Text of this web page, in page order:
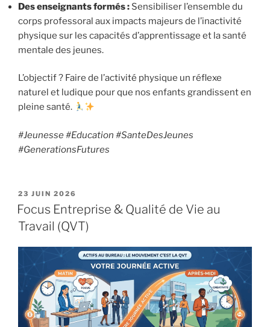
Des enseignants formés : Sensibiliser l’ensemble du
corps professoral aux impacts majeurs de l’inactivité
physique sur les capacités d’apprentissage et la santé
mentale des jeunes.
L’objectif ? Faire de l’activité physique un réflexe
naturel et ludique pour que nos enfants grandissent en
pleine santé.
#Jeunesse #Education #SanteDesJeunes
#GenerationsFutures
PUBLIÉ
LE
23 JUIN 2026
Focus Entreprise & Qualité de Vie au
Travail (QVT)